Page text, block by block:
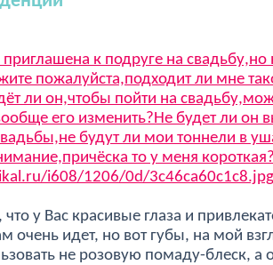
приглашена к подруге на
пожалуйста,подходит ли мне
ли он,чтобы пойти на
его изменить?Не будет ли он
будут ли мои тоннели в
то у меня
i608/1206/0d/3c46ca60c1c8.jpg
у Вас красивые глаза и
очень идет, но вот губы, на мой
не розовую помаду-блеск, а